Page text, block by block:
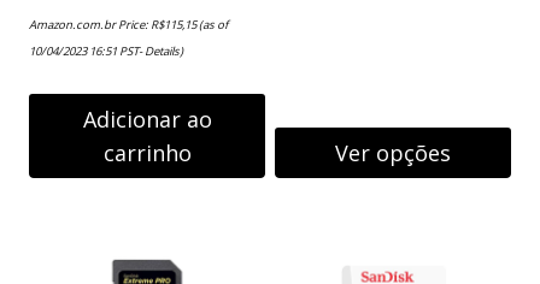
Amazon.com.br Price: R$115,15(as of
10/04/2023 16:51 PST-Details)
Adicionar ao
carrinho
Ver opções